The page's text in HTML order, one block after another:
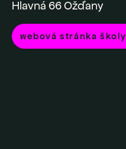
Hlavná 66 Ožďany
webová stránka školy